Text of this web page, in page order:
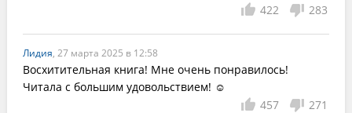
422
283
Лидия, 27 марта 2025 в 12:58
Восхитительная книга! Мне очень понравилось!
Читала с большим удовольствием! ☺
457
271